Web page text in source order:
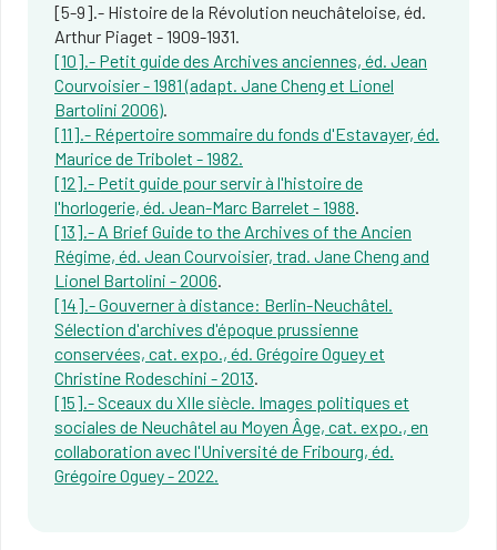
[5-9].- Histoire de la Révolution neuchâteloise, éd.
Arthur Piaget - 1909-1931.
[10].- Petit guide des Archives anciennes, éd. Jean
Courvoisier - 1981 (adapt. Jane Cheng et Lionel
Bartolini 2006).
[11].- Répertoire sommaire du fonds d'Estavayer, éd.
Maurice de Tribolet - 1982.
[12].- Petit guide pour servir à l'histoire de
l'horlogerie, éd. Jean-Marc Barrelet - 1988.
[13].- A Brief Guide to the Archives of the Ancien
Régime, éd. Jean Courvoisier, trad. Jane Cheng and
Lionel Bartolini - 2006.
[14].- Gouverner à distance: Berlin-Neuchâtel.
Sélection d'archives d'époque prussienne
conservées, cat. expo., éd. Grégoire Oguey et
Christine Rodeschini - 2013.
[15].- Sceaux du XIIe siècle. Images politiques et
sociales de Neuchâtel au Moyen Âge, cat. expo., en
collaboration avec l'Université de Fribourg, éd.
Grégoire Oguey - 2022.